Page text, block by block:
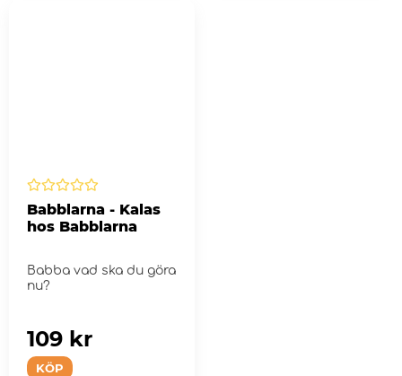
Babblarna - Kalas
hos Babblarna
Babba vad ska du göra
nu?
KÖP
109 kr